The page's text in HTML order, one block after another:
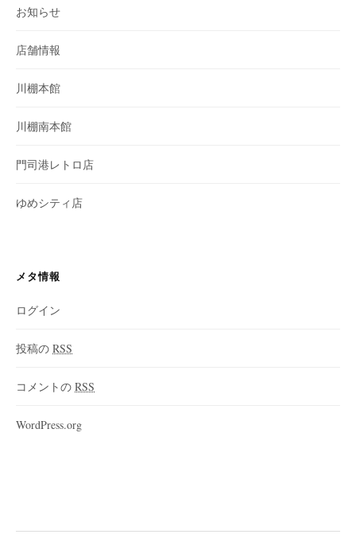
お知らせ
店舗情報
川棚本館
川棚南本館
門司港レトロ店
ゆめシティ店
メタ情報
ログイン
投稿の RSS
コメントの RSS
WordPress.org